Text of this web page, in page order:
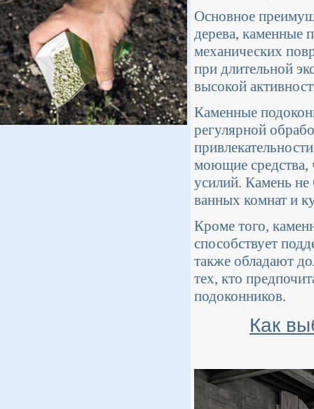
Основное
дерева, каменные
механических
при длительной
высокой
Каменные
регулярной
моющие средства,
усилий. Камень не
ванных комнат и
Кроме того,
способствует
также обладают
тех, кто
подоконников.
Как